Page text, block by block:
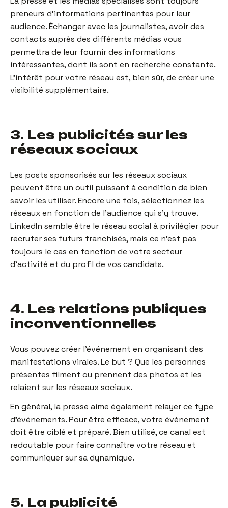
preneurs d’informations pertinentes pour leur
audience. Échanger avec les journalistes, avoir des
contacts auprès des différents médias vous
permettra de leur fournir des informations
intéressantes, dont ils sont en recherche constante.
L’intérêt pour votre réseau est, bien sûr, de créer une
visibilité supplémentaire.
3. Les publicités sur les
réseaux sociaux
Les posts sponsorisés sur les réseaux sociaux
peuvent être un outil puissant à condition de bien
savoir les utiliser. Encore une fois, sélectionnez les
réseaux en fonction de l’audience qui s’y trouve.
LinkedIn semble être le réseau social à privilégier pour
recruter ses futurs franchisés, mais ce n’est pas
toujours le cas en fonction de votre secteur
d’activité et du profil de vos candidats.
4. Les relations publiques
inconventionnelles
Vous pouvez créer l’événement en organisant des
manifestations virales. Le but ? Que les personnes
présentes filment ou prennent des photos et les
relaient sur les réseaux sociaux.
En général, la presse aime également relayer ce type
d’événements. Pour être efficace, votre événement
doit être ciblé et préparé. Bien utilisé, ce canal est
redoutable pour faire connaître votre réseau et
communiquer sur sa dynamique.
5. La publicité